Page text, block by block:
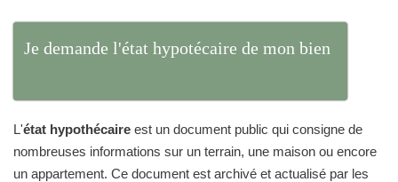
Je demande l'état hypotécaire de mon bien
L'état hypothécaire est un document public qui consigne de
nombreuses informations sur un terrain, une maison ou encore
un appartement. Ce document est archivé et actualisé par les